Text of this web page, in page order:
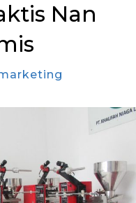
Nan